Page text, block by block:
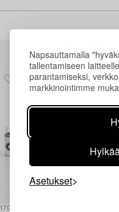
Napsauttamalla
tallentamiseen
parantamiseksi,
markkinointimme
Asetukset
1708986